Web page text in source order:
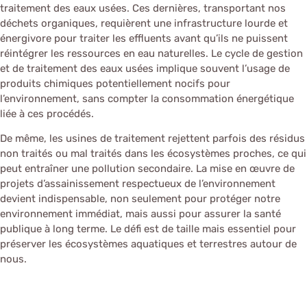
traitement des eaux usées. Ces dernières, transportant nos
déchets organiques, requièrent une infrastructure lourde et
énergivore pour traiter les effluents avant qu’ils ne puissent
réintégrer les ressources en eau naturelles. Le cycle de gestion
et de traitement des eaux usées implique souvent l’usage de
produits chimiques potentiellement nocifs pour
l’environnement, sans compter la consommation énergétique
liée à ces procédés.
De même, les usines de traitement rejettent parfois des résidus
non traités ou mal traités dans les écosystèmes proches, ce qui
peut entraîner une pollution secondaire. La mise en œuvre de
projets d’assainissement respectueux de l’environnement
devient indispensable, non seulement pour protéger notre
environnement immédiat, mais aussi pour assurer la santé
publique à long terme. Le défi est de taille mais essentiel pour
préserver les écosystèmes aquatiques et terrestres autour de
nous.